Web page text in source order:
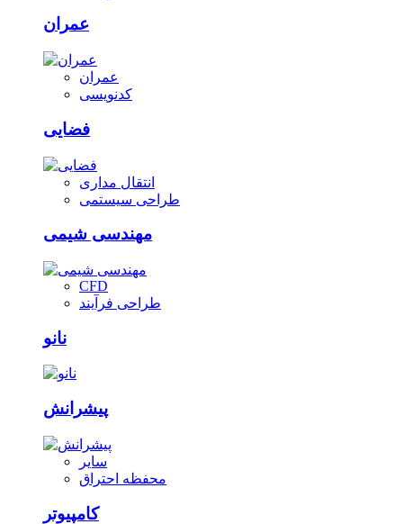
عمران
عمران
کدنویسی
فضایی
انتقال مداری
طراحی سیستمی
مهندسی شیمی
CFD
طراحی فرآیند
نانو
پیشرانش
سایر
محفظه احتراق
کامپیوتر